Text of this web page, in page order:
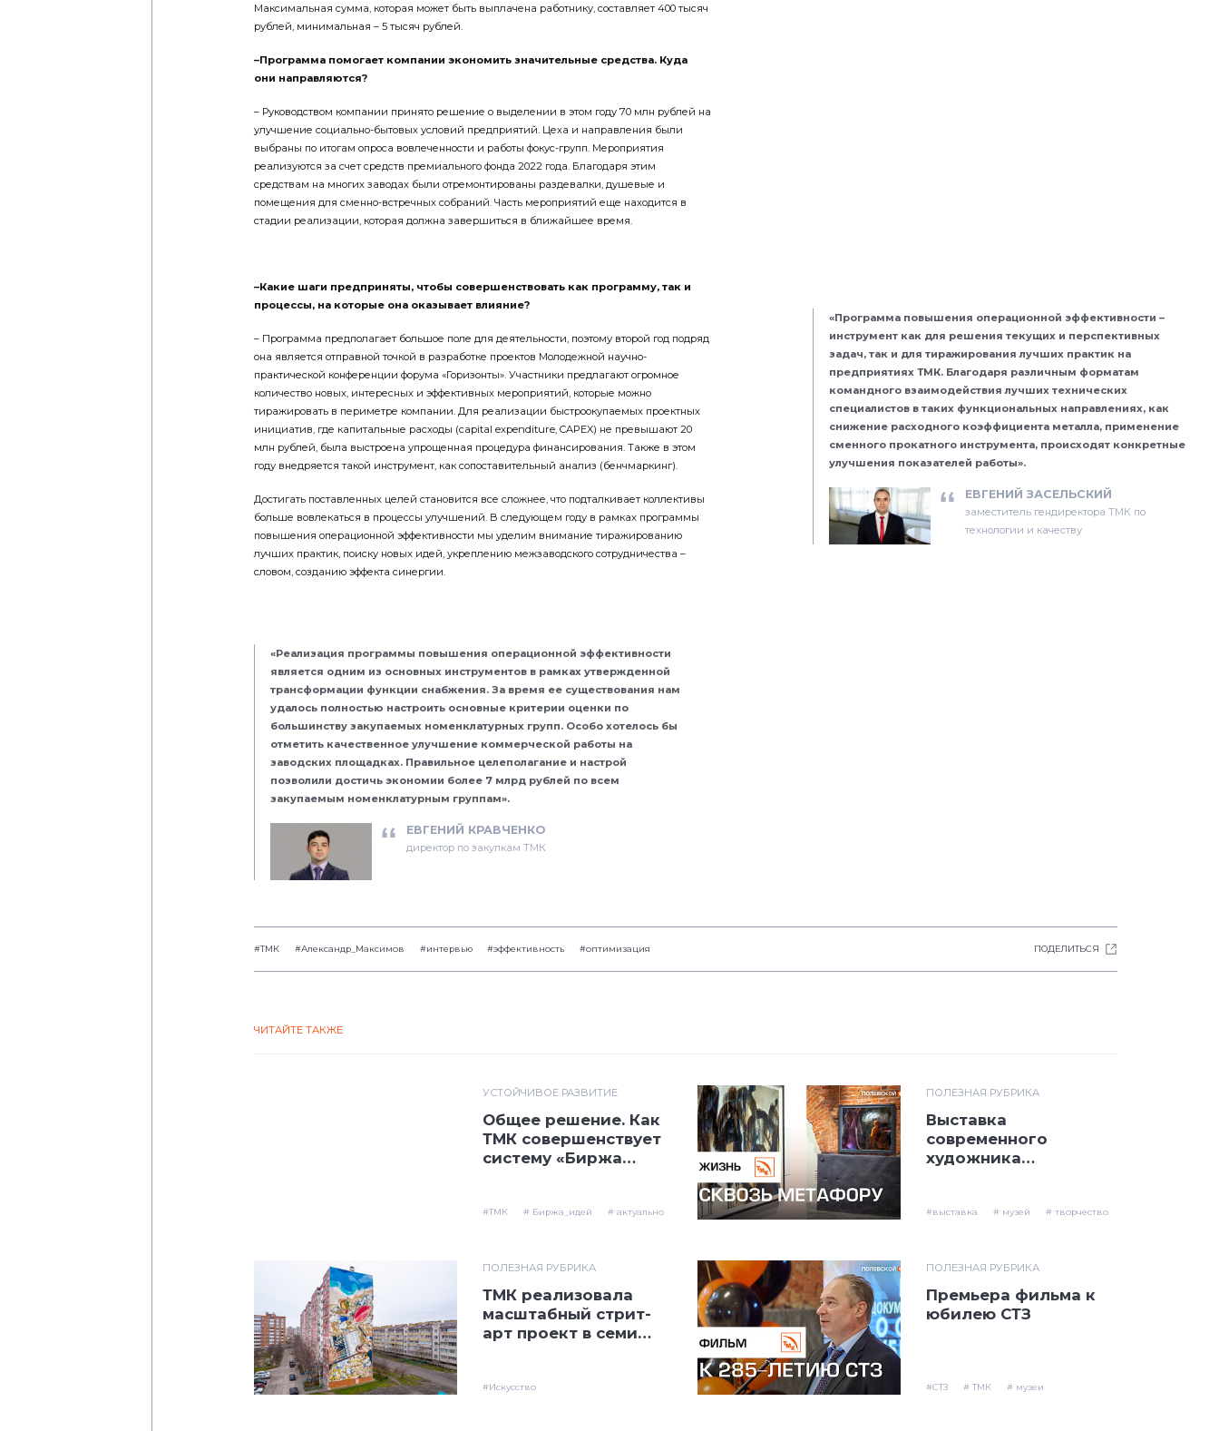
Максимальная сумма, которая может быть выплачена работнику, составляет 400 тысяч
рублей, минимальная – 5 тысяч рублей.
–Программа помогает компании экономить значительные средства. Куда
они направляются?
– Руководством компании принято решение о выделении в этом году 70 млн рублей на
улучшение социально-бытовых условий предприятий. Цеха и направления были
выбраны по итогам опроса вовлеченности и работы фокус-групп. Мероприятия
реализуются за счет средств премиального фонда 2022 года. Благодаря этим
средствам на многих заводах были отремонтированы раздевалки, душевые и
помещения для сменно-встречных собраний. Часть мероприятий еще находится в
стадии реализации, которая должна завершиться в ближайшее время.
–Какие шаги предприняты, чтобы совершенствовать как программу, так и
процессы, на которые она оказывает влияние?
– Программа предполагает большое поле для деятельности, поэтому второй год подряд
она является отправной точкой в разработке проектов Молодежной научно-
практической конференции форума «Горизонты». Участники предлагают огромное
количество новых, интересных и эффективных мероприятий, которые можно
тиражировать в периметре компании. Для реализации быстроокупаемых проектных
инициатив, где капитальные расходы (capital expenditure, CAPEX) не превышают 20
млн рублей, была выстроена упрощенная процедура финансирования. Также в этом
году внедряется такой инструмент, как сопоставительный анализ (бенчмаркинг).
Достигать поставленных целей становится все сложнее, что подталкивает коллективы
больше вовлекаться в процессы улучшений. В следующем году в рамках программы
повышения операционной эффективности мы уделим внимание тиражированию
лучших практик, поиску новых идей, укреплению межзаводского сотрудничества –
словом, созданию эффекта синергии.
«Реализация программы повышения операционной эффективности
является одним из основных инструментов в рамках утвержденной
трансформации функции снабжения. За время ее существования нам
удалось полностью настроить основные критерии оценки по
большинству закупаемых номенклатурных групп. Особо хотелось бы
отметить качественное улучшение коммерческой работы на
заводских площадках. Правильное целеполагание и настрой
позволили достичь экономии более 7 млрд рублей по всем
закупаемым номенклатурным группам».
ЕВГЕНИЙ КРАВЧЕНКО
директор по закупкам ТМК
«Программа повышения операционной эффективности –
инструмент как для решения текущих и перспективных
задач, так и для тиражирования лучших практик на
предприятиях ТМК. Благодаря различным форматам
командного взаимодействия лучших технических
специалистов в таких функциональных направлениях, как
снижение расходного коэффициента металла, применение
сменного прокатного инструмента, происходят конкретные
улучшения показателей работы».
ЕВГЕНИЙ ЗАСЕЛЬСКИЙ
заместитель гендиректора ТМК по
технологии и качеству
#ТМК #Александр_Максимов #интервью #эффективность #оптимизация ПОДЕЛИТЬСЯ
ЧИТАЙТЕ ТАКЖЕ
УСТОЙЧИВОЕ РАЗВИТИЕ
Общее решение. Как
ТМК совершенствует
систему «Биржа
#ТМК # Биржа_идей # актуально
ПОЛЕЗНАЯ РУБРИКА
Выставка
современного
художника
#выставка # музей # творчество
ПОЛЕЗНАЯ РУБРИКА
ТМК реализовала
масштабный стрит-
арт проект в семи
#Искусство
ПОЛЕЗНАЯ РУБРИКА
Премьера фильма к
юбилею СТЗ
#СТЗ # ТМК # музеи